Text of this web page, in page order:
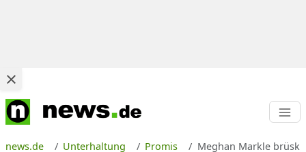
news.de Unterhaltung Promis Meghan Markle